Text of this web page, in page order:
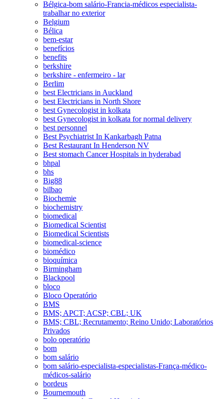
Bélgica-bom salário-Francia-médicos especialista-
trabalhar no exterior
Belgium
Bélica
bem-estar
benefícios
benefits
berkshire
berkshire - enfermeiro - lar
Berlim
best Electricians in Auckland
best Electricians in North Shore
best Gynecologist in kolkata
best Gynecologist in kolkata for normal delivery
best personnel
Best Psychiatrist In Kankarbagh Patna
Best Restaurant In Henderson NV
Best stomach Cancer Hospitals in hyderabad
bhpal
bhs
Big88
bilbao
Biochemie
biochemistry
biomedical
Biomedical Scientist
Biomedical Scientists
biomedical-science
biomédico
bioquímica
Birmingham
Blackpool
bloco
Bloco Operatório
BMS
BMS; APCT; ACSP; CBL; UK
BMS; CBL; Recrutamento; Reino Unido; Laboratórios
Privados
bolo operatório
bom
bom salário
bom salário-especialista-especialistas-França-médico-
médicos-salário
bordeus
Bournemouth